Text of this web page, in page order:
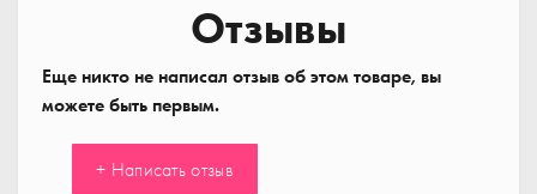
Отзывы
Еще никто не написал отзыв об этом товаре, вы
можете быть первым.
+ Написать отзыв